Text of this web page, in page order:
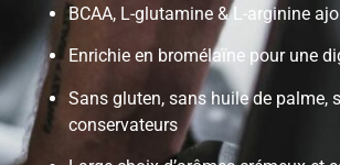
BCAA, L-glutamine & L-arginine
Enrichie en bromélaïne pour une
Sans gluten, sans huile de palme,
conservateurs